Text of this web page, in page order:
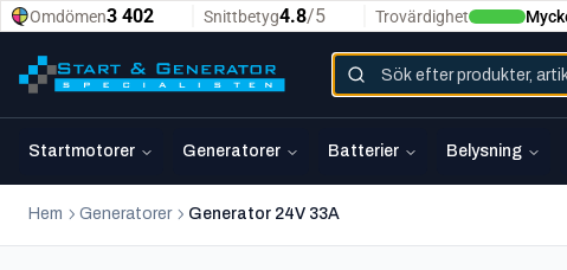
Startmotorer Generatorer Batterier Belysning
Hem Generatorer Generator 24V 33A